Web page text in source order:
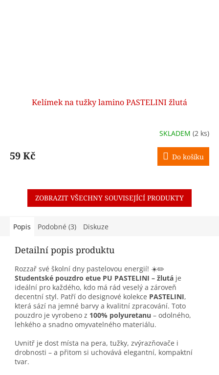
Kelímek na tužky lamino PASTELINI žlutá
SKLADEM (2 ks)
59 Kč Do košíku
ZOBRAZIT VŠECHNY SOUVISEJÍCÍ PRODUKTY
Popis Podobné (3) Diskuze
Detailní popis produktu
Rozzař své školní dny pastelovou energií! ☀️✏️
Studentské pouzdro etue PU PASTELINI – žlutá je
ideální pro každého, kdo má rád veselý a zároveň
decentní styl. Patří do designové kolekce PASTELINI,
která sází na jemné barvy a kvalitní zpracování. Toto
pouzdro je vyrobeno z 100% polyuretanu – odolného,
lehkého a snadno omyvatelného materiálu.
Uvnitř je dost místa na pera, tužky, zvýrazňovače i
drobnosti – a přitom si uchovává elegantní, kompaktní
tvar.